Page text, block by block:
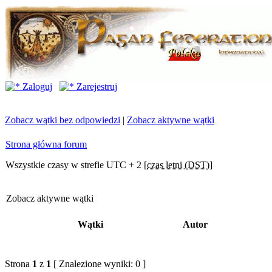
Zaloguj Zarejestruj
Zobacz wątki bez odpowiedzi | Zobacz aktywne wątki
Strona główna forum
Wszystkie czasy w strefie UTC + 2 [czas letni (DST)]
Zobacz aktywne wątki
Wątki Autor
Strona 1 z 1 [ Znalezione wyniki: 0 ]